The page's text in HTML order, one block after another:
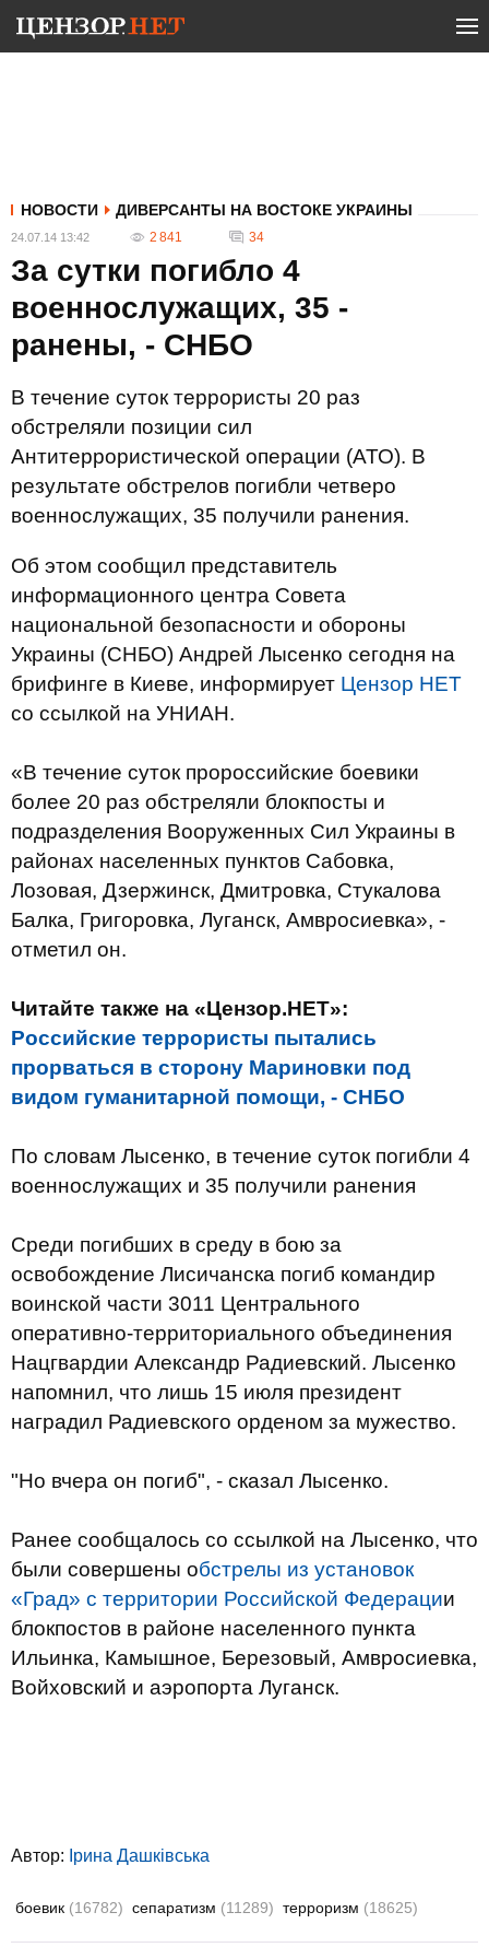
НОВОСТИ ДИВЕРСАНТЫ НА ВОСТОКЕ УКРАИНЫ
24.07.14 13:42 2 841 34
За сутки погибло 4
военнослужащих, 35 -
ранены, - СНБО
В течение суток террористы 20 раз
обстреляли позиции сил
Антитеррористической операции (АТО). В
результате обстрелов погибли четверо
военнослужащих, 35 получили ранения.
Об этом сообщил представитель
информационного центра Совета
национальной безопасности и обороны
Украины (СНБО) Андрей Лысенко сегодня на
брифинге в Киеве, информирует Цензор НЕТ
со ссылкой на УНИАН.
«В течение суток пророссийские боевики
более 20 раз обстреляли блокпосты и
подразделения Вооруженных Сил Украины в
районах населенных пунктов Сабовка,
Лозовая, Дзержинск, Дмитровка, Стукалова
Балка, Григоровка, Луганск, Амвросиевка», -
отметил он.
Читайте также на «Цензор.НЕТ»:
Российские террористы пытались
прорваться в сторону Мариновки под
видом гуманитарной помощи, - СНБО
По словам Лысенко, в течение суток погибли 4
военнослужащих и 35 получили ранения
Среди погибших в среду в бою за
освобождение Лисичанска погиб командир
воинской части 3011 Центрального
оперативно-территориального объединения
Нацгвардии Александр Радиевский. Лысенко
напомнил, что лишь 15 июля президент
наградил Радиевского орденом за мужество.
"Но вчера он погиб", - сказал Лысенко.
Ранее сообщалось со ссылкой на Лысенко, что
были совершены обстрелы из установок
«Град» с территории Российской Федерации
блокпостов в районе населенного пункта
Ильинка, Камышное, Березовый, Амвросиевка,
Войховский и аэропорта Луганск.
Автор: Ірина Дашківська
боевик (16782) сепаратизм (11289) терроризм (18625)